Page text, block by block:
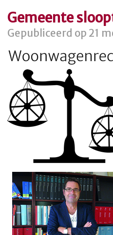
Gemeente
Gepubliceerd op 21